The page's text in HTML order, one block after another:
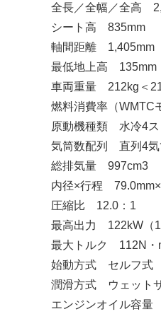
全長／全幅／全高
シート高 835mm
軸間距離 1,405mm
最低地上高 135mm
車両重量 212kg＜
燃料消費率（
原動機種類 水冷4ス
気筒数配列 直列4気
総排気量 997cm3
内径×行程
圧縮比 12.0：1
最高出力 122kW（
最大トルク 112N・
始動方式 セルフ式
潤滑方式 ウェット
エンジンオイル容